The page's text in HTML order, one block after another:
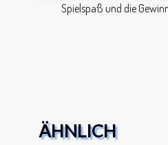
Spielspaß und die
ÄHNLICH